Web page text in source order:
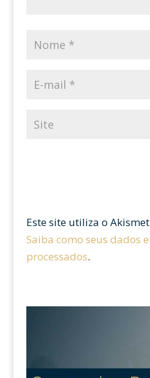
Este site utiliza o
Saiba como seus dados
processados.